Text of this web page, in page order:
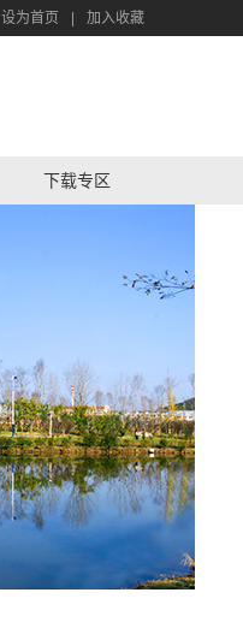
设为首页 加入收藏
下载专区